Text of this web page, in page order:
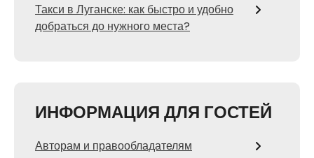
Такси в Луганске: как быстро и удобно
добраться до нужного места?
ИНФОРМАЦИЯ ДЛЯ ГОСТЕЙ
Авторам и правообладателям